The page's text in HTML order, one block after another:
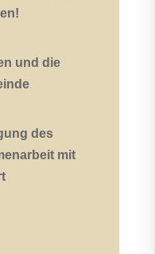
und die
des
mit